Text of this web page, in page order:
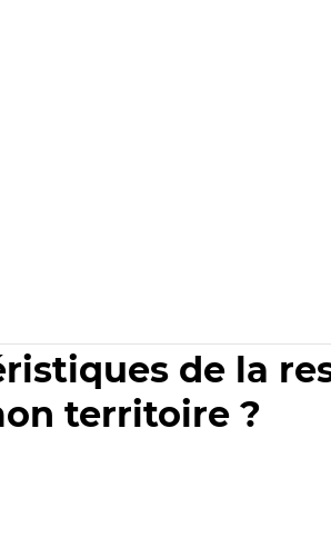
de la
territoire ?